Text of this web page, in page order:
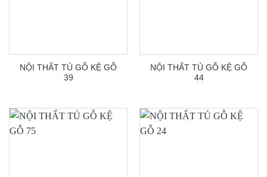
NỘI THẤT TỦ GỖ KỆ GỖ
39
NỘI THẤT TỦ GỖ KỆ GỖ
44